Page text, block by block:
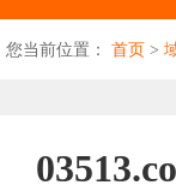
您当前位置： 首页 >